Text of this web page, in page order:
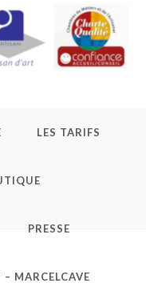
LES TARIFS
PRESSE
MARCELCAVE